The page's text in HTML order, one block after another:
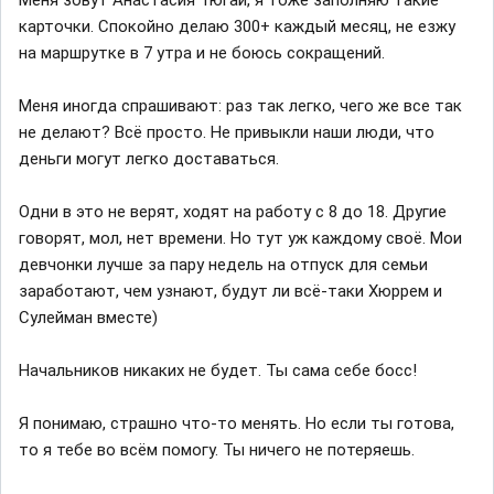
карточки. Спокойно делаю 300+ каждый месяц, не езжу
на маршрутке в 7 утра и не боюсь сокращений.
Меня иногда спрашивают: раз так легко, чего же все так
не делают? Всё просто. Не привыкли наши люди, что
деньги могут легко доставаться.
Одни в это не верят, ходят на работу с 8 до 18. Другие
говорят, мол, нет времени. Но тут уж каждому своё. Мои
девчонки лучше за пару недель на отпуск для семьи
заработают, чем узнают, будут ли всё-таки Хюррем и
Сулейман вместе)
Начальников никаких не будет. Ты сама себе босс!
Я понимаю, страшно что-то менять. Но если ты готова,
то я тебе во всём помогу. Ты ничего не потеряешь.